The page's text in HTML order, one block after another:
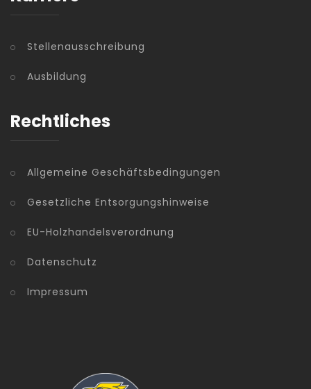
Stellenausschreibung
Ausbildung
Rechtliches
Allgemeine Geschäftsbedingungen
Gesetzliche Entsorgungshinweise
EU-Holzhandelsverordnung
Datenschutz
Impressum